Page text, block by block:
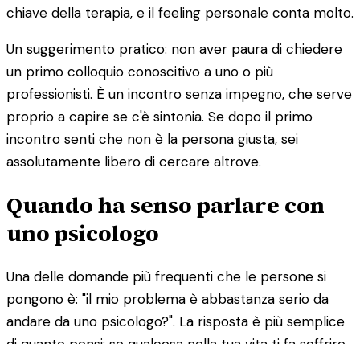
chiave della terapia, e il feeling personale conta molto.
Un suggerimento pratico: non aver paura di chiedere
un primo colloquio conoscitivo a uno o più
professionisti. È un incontro senza impegno, che serve
proprio a capire se c'è sintonia. Se dopo il primo
incontro senti che non è la persona giusta, sei
assolutamente libero di cercare altrove.
Quando ha senso parlare con
uno psicologo
Una delle domande più frequenti che le persone si
pongono è: "il mio problema è abbastanza serio da
andare da uno psicologo?". La risposta è più semplice